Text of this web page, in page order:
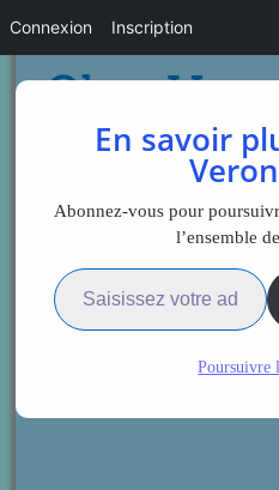
En savoir
Abonnez-vous pour
l’ensemble
Saisissez votre adresse e-mail…
Poursuivre
Connexion Inscription